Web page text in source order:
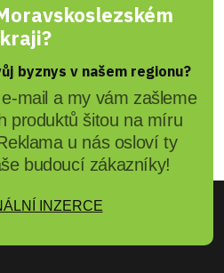
kraji?
byznys v našem regionu?
mail a my vám zašleme
produktů šitou na míru
u nás osloví ty
budoucí zákazníky!
INZERCE